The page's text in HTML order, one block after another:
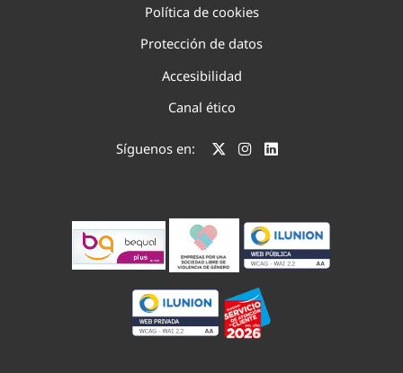
Política de cookies
Protección de datos
Accesibilidad
Canal ético
Síguenos en: